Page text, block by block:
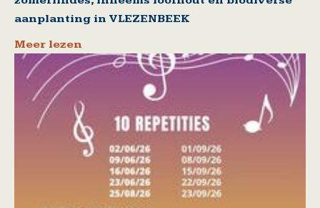
aanplanting in VLEZENBEEK
Meer lezen